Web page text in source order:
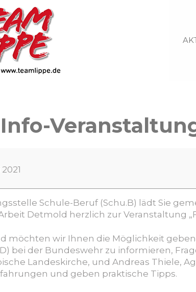
Info-
Schule-Beruf (Schu.B) lädt Sie
Detmold herzlich zur Veranstaltung
möchten wir Ihnen die Möglichkeit
bei der Bundeswehr zu informieren,
Landeskirche, und Andreas Thiele,
und geben praktische Tipps.